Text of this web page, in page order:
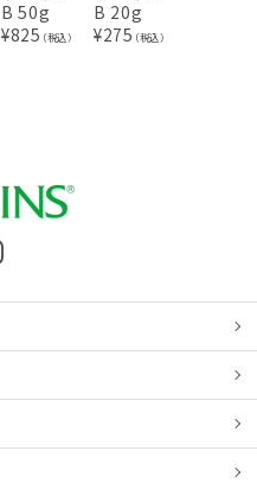
B 50g
¥825 （税込）
B 20g
¥275 （税込）